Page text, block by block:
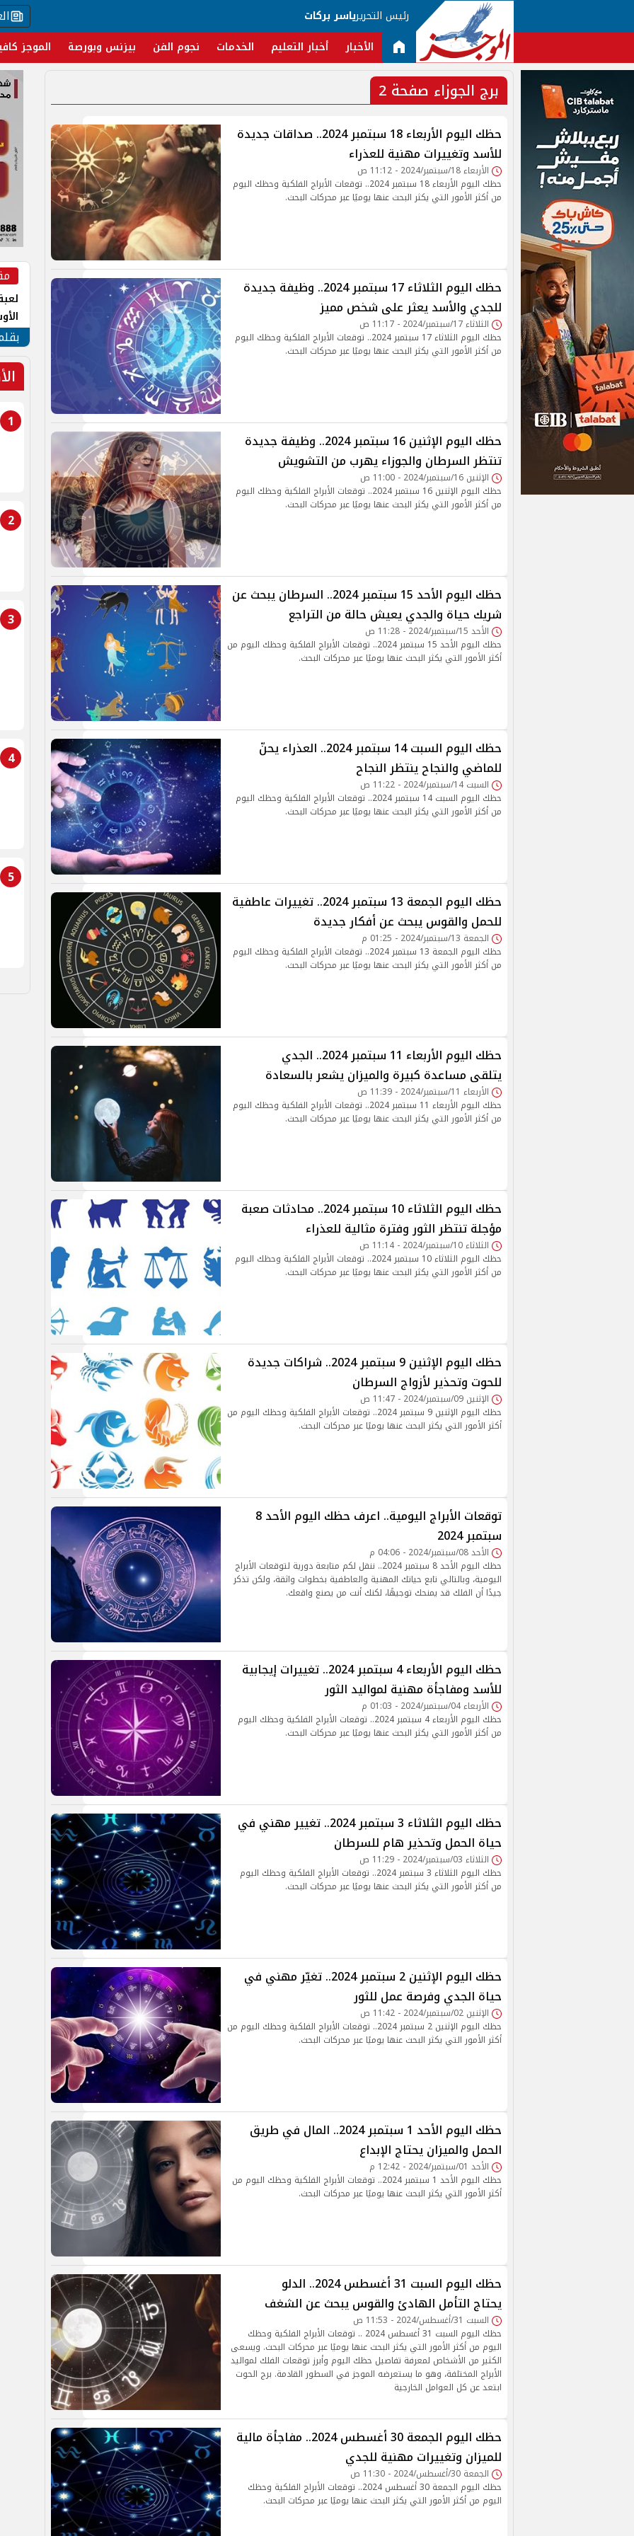
رئيس التحريرياسر بركات
الأخبار أخبار التعليم الخدمات نجوم الفن بيزنس وبورصة الموجز
برج الجوزاء صفحة 2
حظك اليوم الأربعاء 18 سبتمبر 2024.. صداقات جديدة
للأسد وتغييرات مهنية للعذراء
الأربعاء 18/سبتمبر/2024 - 11:12 ص
حظك اليوم الأربعاء 18 سبتمبر 2024.. توقعات الأبراج الفلكية وحظك اليوم
من أكثر الأمور التي يكثر البحث عنها يوميًا عبر محركات البحث.
حظك اليوم الثلاثاء 17 سبتمبر 2024.. وظيفة جديدة
للجدي والأسد يعثر على شخص مميز
الثلاثاء 17/سبتمبر/2024 - 11:17 ص
حظك اليوم الثلاثاء 17 سبتمبر 2024.. توقعات الأبراج الفلكية وحظك اليوم
من أكثر الأمور التي يكثر البحث عنها يوميًا عبر محركات البحث.
حظك اليوم الإثنين 16 سبتمبر 2024.. وظيفة جديدة
تنتظر السرطان والجوزاء يهرب من التشويش
الإثنين 16/سبتمبر/2024 - 11:00 ص
حظك اليوم الإثنين 16 سبتمبر 2024.. توقعات الأبراج الفلكية وحظك اليوم
من أكثر الأمور التي يكثر البحث عنها يوميًا عبر محركات البحث.
حظك اليوم الأحد 15 سبتمبر 2024.. السرطان يبحث عن
شريك حياة والجدي يعيش حالة من التراجع
الأحد 15/سبتمبر/2024 - 11:28 ص
حظك اليوم الأحد 15 سبتمبر 2024.. توقعات الأبراج الفلكية وحظك اليوم من
أكثر الأمور التي يكثر البحث عنها يوميًا عبر محركات البحث.
حظك اليوم السبت 14 سبتمبر 2024.. العذراء يحنّ
للماضي والنجاح ينتظر النجاح
السبت 14/سبتمبر/2024 - 11:22 ص
حظك اليوم السبت 14 سبتمبر 2024.. توقعات الأبراج الفلكية وحظك اليوم
من أكثر الأمور التي يكثر البحث عنها يوميًا عبر محركات البحث.
حظك اليوم الجمعة 13 سبتمبر 2024.. تغييرات عاطفية
للحمل والقوس يبحث عن أفكار جديدة
الجمعة 13/سبتمبر/2024 - 01:25 م
حظك اليوم الجمعة 13 سبتمبر 2024.. توقعات الأبراج الفلكية وحظك اليوم
من أكثر الأمور التي يكثر البحث عنها يوميًا عبر محركات البحث.
حظك اليوم الأربعاء 11 سبتمبر 2024.. الجدي
يتلقى مساعدة كبيرة والميزان يشعر بالسعادة
الأربعاء 11/سبتمبر/2024 - 11:39 ص
حظك اليوم الأربعاء 11 سبتمبر 2024.. توقعات الأبراج الفلكية وحظك اليوم
من أكثر الأمور التي يكثر البحث عنها يوميًا عبر محركات البحث.
حظك اليوم الثلاثاء 10 سبتمبر 2024.. محادثات صعبة
مؤجلة تنتظر الثور وفترة مثالية للعذراء
الثلاثاء 10/سبتمبر/2024 - 11:14 ص
حظك اليوم الثلاثاء 10 سبتمبر 2024.. توقعات الأبراج الفلكية وحظك اليوم
من أكثر الأمور التي يكثر البحث عنها يوميًا عبر محركات البحث.
حظك اليوم الإثنين 9 سبتمبر 2024.. شراكات جديدة
للحوت وتحذير لأزواج السرطان
الإثنين 09/سبتمبر/2024 - 11:47 ص
حظك اليوم الإثنين 9 سبتمبر 2024.. توقعات الأبراج الفلكية وحظك اليوم من
أكثر الأمور التي يكثر البحث عنها يوميًا عبر محركات البحث.
توقعات الأبراج اليومية.. اعرف حظك اليوم الأحد 8
سبتمبر 2024
الأحد 08/سبتمبر/2024 - 04:06 م
حظك اليوم الأحد 8 سبتمبر 2024.. ننقل لكم متابعة دورية لتوقعات الأبراج
اليومية، وبالتالي تابع حياتك المهنية والعاطفية بخطوات واثقة، ولكن تذكر
جيدًا أن الفلك قد يمنحك توجيهًا، لكنك أنت من يصنع واقعك.
حظك اليوم الأربعاء 4 سبتمبر 2024.. تغييرات إيجابية
للأسد ومفاجأة مهنية لمواليد الثور
الأربعاء 04/سبتمبر/2024 - 01:03 م
حظك اليوم الأربعاء 4 سبتمبر 2024.. توقعات الأبراج الفلكية وحظك اليوم
من أكثر الأمور التي يكثر البحث عنها يوميًا عبر محركات البحث.
حظك اليوم الثلاثاء 3 سبتمبر 2024.. تغيير مهني في
حياة الحمل وتحذير هام للسرطان
الثلاثاء 03/سبتمبر/2024 - 11:29 ص
حظك اليوم الثلاثاء 3 سبتمبر 2024.. توقعات الأبراج الفلكية وحظك اليوم
من أكثر الأمور التي يكثر البحث عنها يوميًا عبر محركات البحث.
حظك اليوم الإثنين 2 سبتمبر 2024.. تغيّر مهني في
حياة الجدي وفرصة عمل للثور
الإثنين 02/سبتمبر/2024 - 11:42 ص
حظك اليوم الإثنين 2 سبتمبر 2024.. توقعات الأبراج الفلكية وحظك اليوم من
أكثر الأمور التي يكثر البحث عنها يوميًا عبر محركات البحث.
حظك اليوم الأحد 1 سبتمبر 2024.. المال في طريق
الحمل والميزان يحتاج الإبداع
الأحد 01/سبتمبر/2024 - 12:42 م
حظك اليوم الأحد 1 سبتمبر 2024.. توقعات الأبراج الفلكية وحظك اليوم من
أكثر الأمور التي يكثر البحث عنها يوميًا عبر محركات البحث.
حظك اليوم السبت 31 أغسطس 2024.. الدلو
يحتاج التأمل الهادئ والقوس يبحث عن الشغف
السبت 31/أغسطس/2024 - 11:53 ص
حظك اليوم السبت 31 أغسطس 2024 .. توقعات الأبراج الفلكية وحظك
اليوم من أكثر الأمور التي يكثر البحث عنها يوميًا عبر محركات البحث. ويسعى
الكثير من الأشخاص لمعرفة تفاصيل حظك اليوم وأبرز توقعات الفلك لمواليد
الأبراج المختلفة، وهو ما يستعرضه الموجز في السطور القادمة. برج الحوت
‏ابتعد عن كل العوامل الخارجية
حظك اليوم الجمعة 30 أغسطس 2024.. مفاجأة مالية
للميزان وتغييرات مهنية للجدي
الجمعة 30/أغسطس/2024 - 11:30 ص
حظك اليوم الجمعة 30 أغسطس 2024.. توقعات الأبراج الفلكية وحظك
اليوم من أكثر الأمور التي يكثر البحث عنها يوميًا عبر محركات البحث.
1
2
3
4
5